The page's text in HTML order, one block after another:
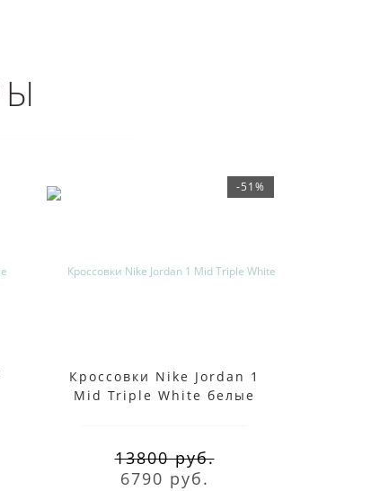
-51%
Кроссовки Nike Jordan 1
Mid Triple White белые
13800 руб.
6790 руб.